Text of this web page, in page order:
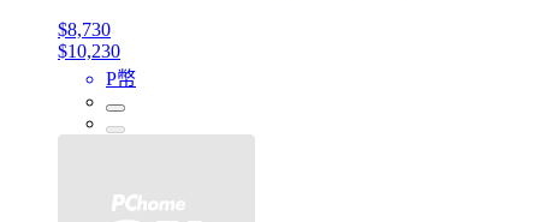
$8,730
$10,230
P幣